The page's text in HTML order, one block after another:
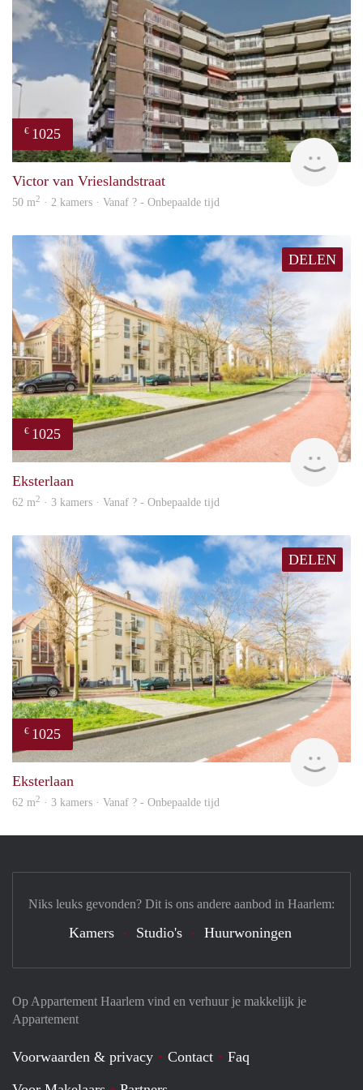
Excellent access to Haarlem Station and city centre
Offered to let unfurnished, no pets
Suitable for professionals only (no students); ideal for a
single, couple or small family
Rental price excludes gas/water/electricity, TV and internet
Landlord retains right of refusal
€ 1025
Victor van Vrieslandstraat
50 m2 · 2 kamers · Vanaf ? - Onbepaalde tijd
DELEN
€ 1025
Eksterlaan
62 m2 · 3 kamers · Vanaf ? - Onbepaalde tijd
DELEN
€ 1025
Eksterlaan
62 m2 · 3 kamers · Vanaf ? - Onbepaalde tijd
Op Appartement Haarlem vind en verhuur je makkelijk je
Appartement
Voorwaarden & privacy Contact
Faq
Niks leuks gevonden? Dit is ons andere aanbod in Haarlem:
Kamers Studio's Huurwoningen